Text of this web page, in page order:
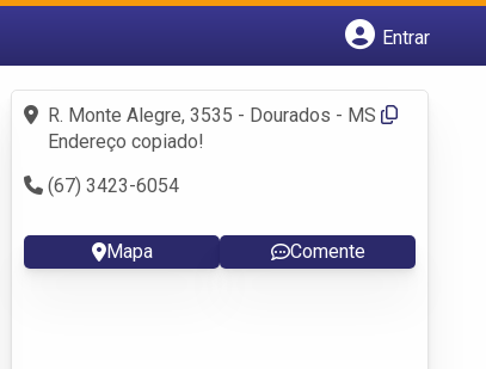
Entrar
Fazer login
Criar conta
R. Monte Alegre, 3535 - Dourados - MS
Endereço copiado!
(67) 3423-6054
Mapa Comente